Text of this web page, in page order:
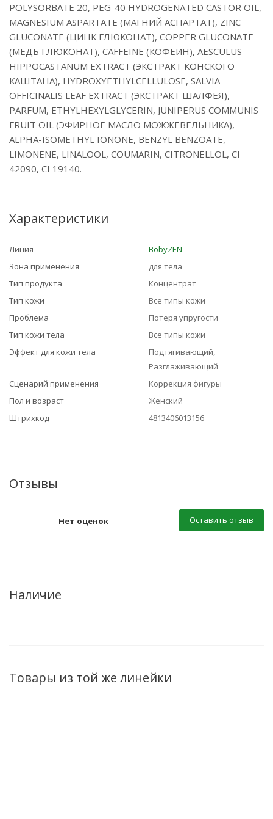
POLYSORBATE 20, PEG-40 HYDROGENATED CASTOR OIL,
MAGNESIUM ASPARTATE (МАГНИЙ АСПАРТАТ), ZINC
GLUCONATE (ЦИНК ГЛЮКОНАТ), COPPER GLUCONATE
(МЕДЬ ГЛЮКОНАТ), CAFFEINE (КОФЕИН), AESCULUS
HIPPOCASTANUM EXTRACT (ЭКСТРАКТ КОНСКОГО
КАШТАНА), HYDROXYETHYLCELLULOSE, SALVIA
OFFICINALIS LEAF EXTRACT (ЭКСТРАКТ ШАЛФЕЯ),
PARFUM, ETHYLHEXYLGLYCERIN, JUNIPERUS COMMUNIS
FRUIT OIL (ЭФИРНОЕ МАСЛО МОЖЖЕВЕЛЬНИКА),
ALPHA-ISOMETHYL IONONE, BENZYL BENZOATE,
LIMONENE, LINALOOL, COUMARIN, CITRONELLOL, CI
42090, CI 19140.
Характеристики
Линия
BobyZEN
Зона применения
для тела
Тип продукта
Концентрат
Тип кожи
Все типы кожи
Проблема
Потеря упругости
Тип кожи тела
Все типы кожи
Эффект для кожи тела
Подтягивающий,
Разглаживающий
Сценарий применения
Коррекция фигуры
Пол и возраст
Женский
Штрихкод
4813406013156
Отзывы
Нет оценок Оставить отзыв
Наличие
Товары из той же линейки